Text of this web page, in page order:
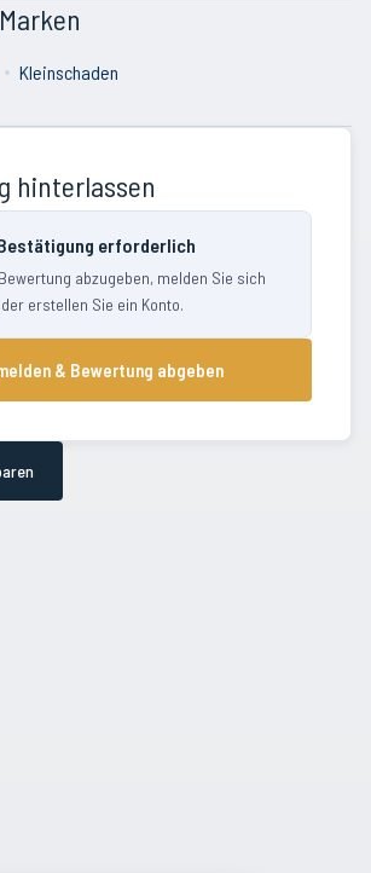
Kleinschaden
hinterlassen
erforderlich
abzugeben, melden Sie sich
erstellen Sie ein Konto.
& Bewertung abgeben